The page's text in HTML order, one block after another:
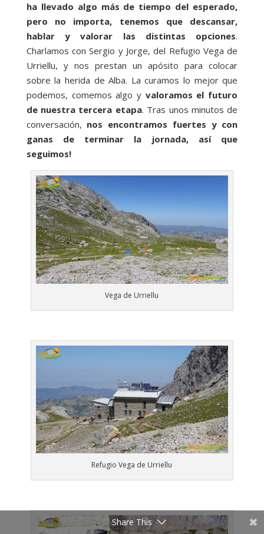
ha llevado algo más de tiempo del esperado,
pero no importa, tenemos que descansar,
hablar y valorar las distintas opciones.
Charlamos con Sergio y Jorge, del Refugio Vega de
Urriellu, y nos prestan un apósito para colocar
sobre la herida de Alba. La curamos lo mejor que
podemos, comemos algo y valoramos el futuro
de nuestra tercera etapa. Tras unos minutos de
conversación, nos encontramos fuertes y con
ganas de terminar la jornada, así que
seguimos!
Vega de Urriellu
Refugio Vega de Urriellu
Share This